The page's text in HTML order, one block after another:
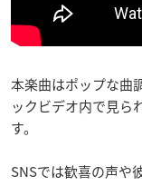
本楽曲はポップな曲
ックビデオ内で見ら
す。
SNSでは歓喜の声や